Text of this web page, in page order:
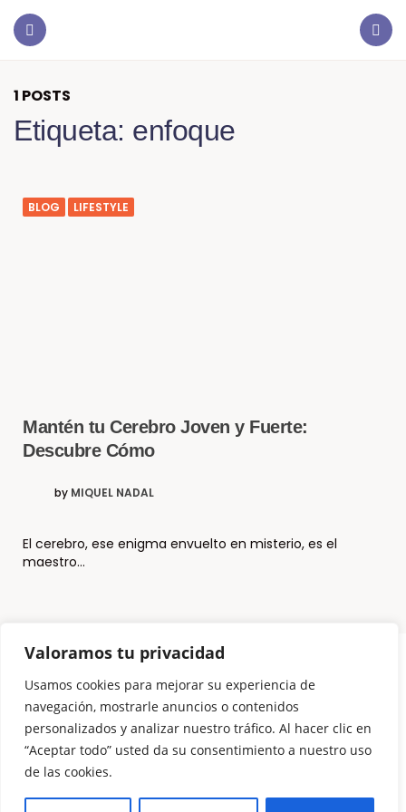
Valoramos tu privacidad
Usamos cookies para mejorar su experiencia de
navegación, mostrarle anuncios o contenidos
personalizados y analizar nuestro tráfico. Al hacer clic en
“Aceptar todo” usted da su consentimiento a nuestro uso
de las cookies.
1 POSTS
Etiqueta: enfoque
BLOG LIFESTYLE
Mantén tu Cerebro Joven y Fuerte:
Descubre Cómo
by MIQUEL NADAL
El cerebro, ese enigma envuelto en misterio, es el
maestro…
© Copyright El Método Neurohacking®
¿Que es Neurohacking? y ¿Cómo puedo usarlo?
NeuroTechZen – La diferencia
Productos para programar tu mente Contáctanos